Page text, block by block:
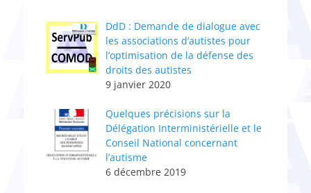
DdD : Demande de dialogue avec
les associations d’autistes pour
l’optimisation de la défense des
droits des autistes
9 janvier 2020
Quelques précisions sur la
Délégation Interministérielle et le
Conseil National concernant
l’autisme
6 décembre 2019